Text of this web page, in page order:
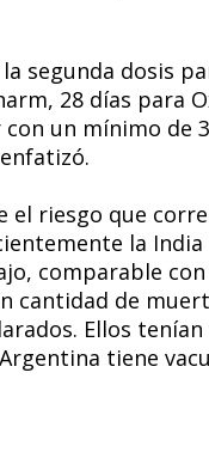
segunda dosis
28 días para
un mínimo de
el riesgo que
la
comparable
cantidad de
Ellos
tiene